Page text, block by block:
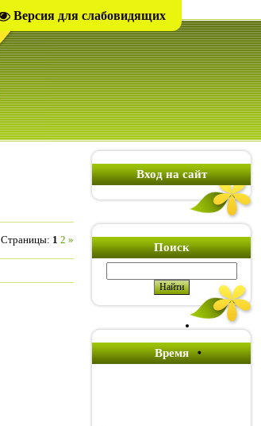
Версия для слабовидящих
Страницы: 1 2 »
Вход на сайт
Поиск
Время